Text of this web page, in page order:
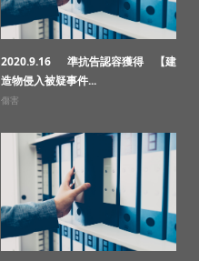
2020.9.16 準抗告認容獲得 【建
造物侵入被疑事件...
傷害